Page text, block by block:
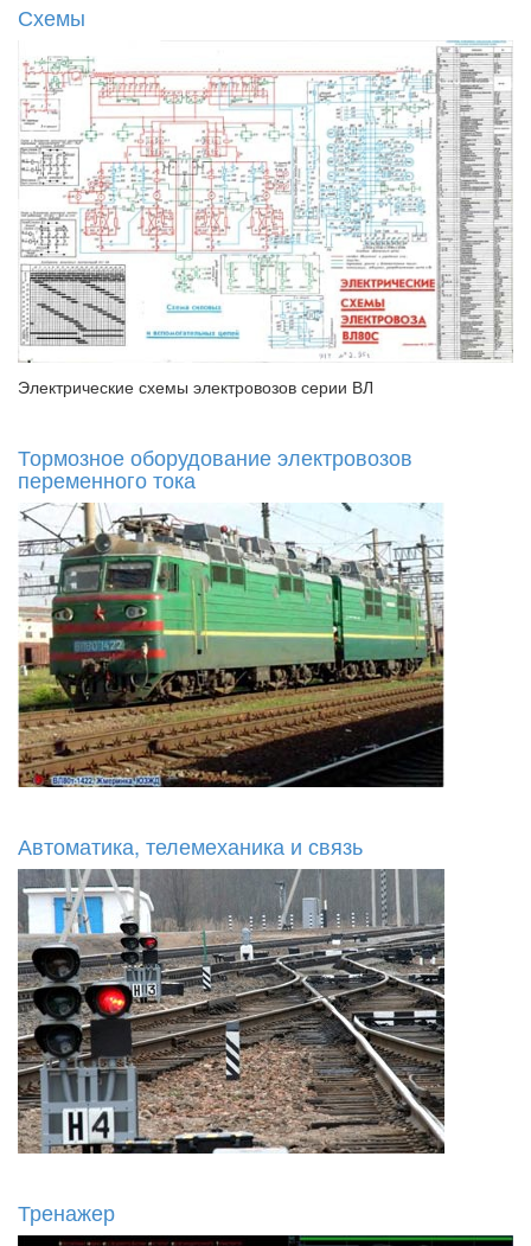
Схемы
Электрические схемы электровозов серии ВЛ
Тормозное оборудование электровозов
переменного тока
Автоматика, телемеханика и связь
Тренажер